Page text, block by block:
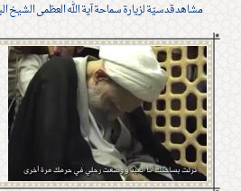
مشاهد قدسيّة لزيارة سماحة آية الله العظمى